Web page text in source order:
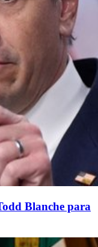
Blanche para